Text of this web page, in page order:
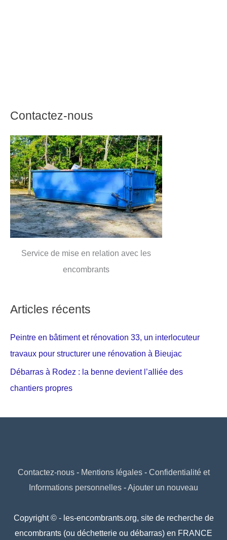
Contactez-nous
Service de mise en relation avec les
encombrants
Articles récents
Peintre en bâtiment et rénovation 33, un interlocuteur
travaux pour structurer une rénovation à Bieujac
Débarras à Rodez : la benne devient l’alliée des
chantiers propres
Contactez-nous- Mentions légales- Confidentialité et
Informations personnelles -Ajouter un nouveau
Copyright © - les-encombrants.org, site de recherche de
encombrants (ou déchetterie ou débarras) en FRANCE